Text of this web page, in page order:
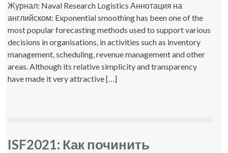
Журнал: Naval Research Logistics Аннотация на
английском: Exponential smoothing has been one of the
most popular forecasting methods used to support various
decisions in organisations, in activities such as inventory
management, scheduling, revenue management and other
areas. Although its relative simplicity and transparency
have made it very attractive […]
ISF2021: Как починить